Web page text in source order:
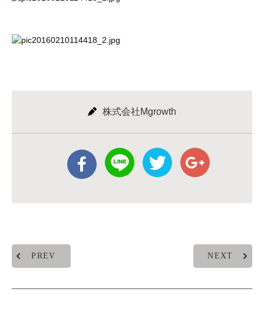
株式会社Mgrowth
PREV NEXT